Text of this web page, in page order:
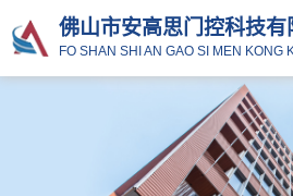
佛山市安高思门控科技有
FO SHAN SHI AN GAO SI MEN KONG